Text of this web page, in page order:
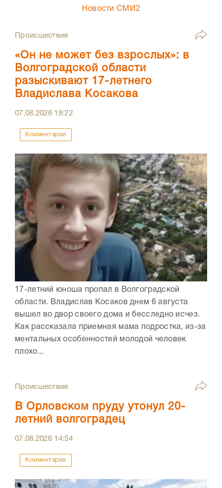
Новости СМИ2
Происшествия
«Он не может без взрослых»: в
Волгоградской области
разыскивают 17-летнего
Владислава Косакова
07.08.2026 19:22
Комментарии
17-летний юноша пропал в Волгоградской
области. Владислав Косаков днем 6 августа
вышел во двор своего дома и бесследно исчез.
Как рассказала приемная мама подростка, из-за
ментальных особенностей молодой человек
плохо...
Происшествия
В Орловском пруду утонул 20-
летний волгоградец
07.08.2026 14:54
Комментарии